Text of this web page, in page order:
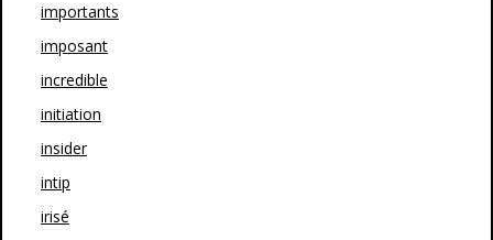
importants
imposant
incredible
initiation
insider
intip
irisé